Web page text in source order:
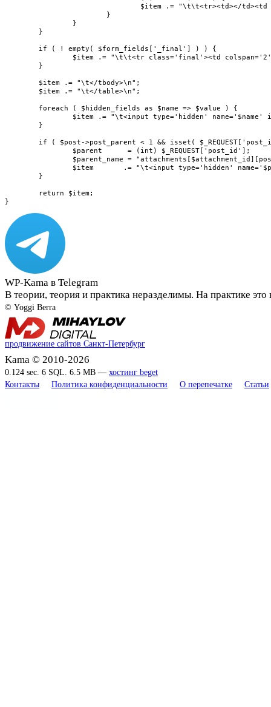
WP-Kama в Telegram
В теории, теория и практика неразделимы. На практике это
© Yoggi Berra
продвижение сайтов Санкт-Петербург
Kama © 2010-2026
0.124 sec. 6 SQL. 6.5 MB — хостинг beget
Контакты
Политика конфиденциальности О перепечатке Статьи